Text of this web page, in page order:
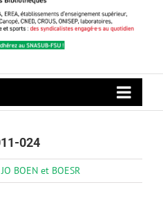
024
JO BOEN et BOESR